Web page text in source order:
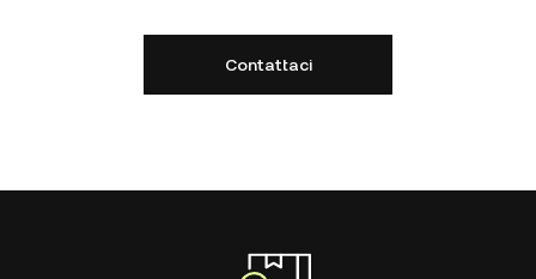
Contattaci